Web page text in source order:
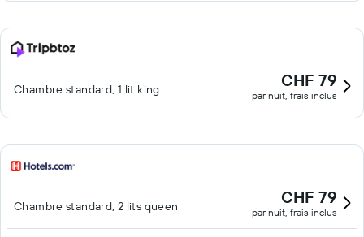
Chambre standard, 1 lit king CHF 79
par nuit, frais inclus
Chambre standard, 2 lits queen CHF 79
par nuit, frais inclus